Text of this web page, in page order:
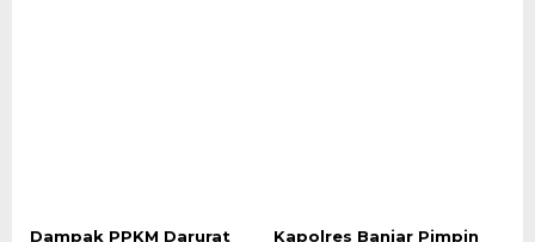
Dampak PPKM Darurat
Kapolres Banjar Pimpin